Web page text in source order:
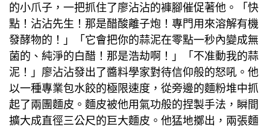
的小爪子，一把抓住了廖沾沾的褲腳催促著他。「快
點！沾沾先生！那是醋酸離子炮！專門用來溶解有機
發酵物的！」「它會把你的蒜泥在零點一秒內變成無
菌的、純淨的白醋！那是浩劫啊！」「不准動我的蒜
泥！」廖沾沾發出了醬料學家對待信仰般的怒吼。他
以一種專業包水餃的極限速度，從旁邊的麵粉堆中抓
起了兩團麵皮。麵皮被他用氣功般的捏製手法，瞬間
擴大成直徑三公尺的巨大麵皮。他猛地擲出，兩張麵